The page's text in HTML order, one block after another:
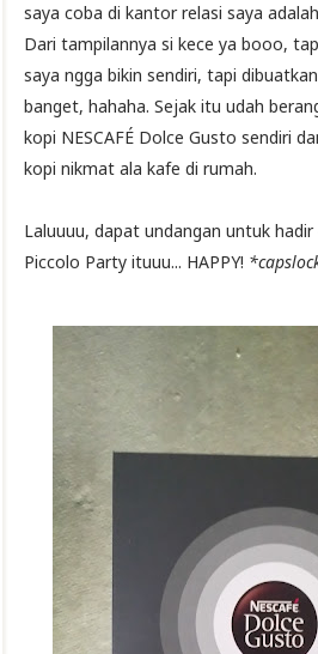
saya coba di kantor relasi saya
Dari tampilannya si kece ya booo,
saya ngga bikin sendiri, tapi
banget, hahaha. Sejak itu udah
kopi NESCAFÉ Dolce Gusto sendiri
kopi nikmat ala kafe di rumah.
Laluuuu, dapat undangan untuk hadir
Piccolo Party ituuu... HAPPY!